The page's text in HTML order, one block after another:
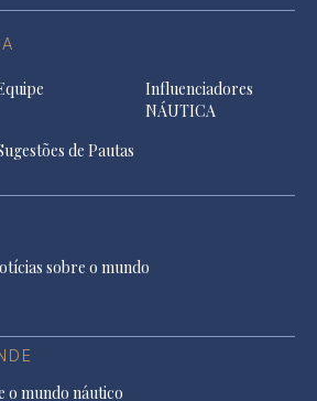
Influenciadores
NÁUTICA
de Pautas
sobre o mundo
o mundo náutico